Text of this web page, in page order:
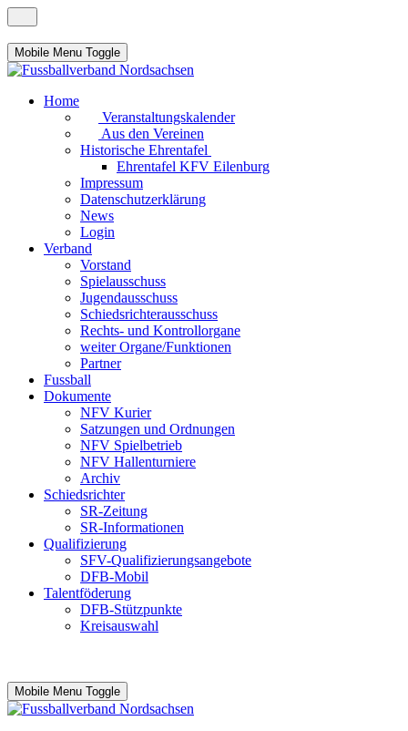
Mobile Menu Toggle
Home
Veranstaltungskalender
Aus den Vereinen
Historische Ehrentafel
Ehrentafel KFV Eilenburg
Impressum
Datenschutzerklärung
News
Login
Verband
Vorstand
Spielausschuss
Jugendausschuss
Schiedsrichterausschuss
Rechts- und Kontrollorgane
weiter Organe/Funktionen
Partner
Fussball
Dokumente
NFV Kurier
Satzungen und Ordnungen
NFV Spielbetrieb
NFV Hallenturniere
Archiv
Schiedsrichter
SR-Zeitung
SR-Informationen
Qualifizierung
SFV-Qualifizierungsangebote
DFB-Mobil
Talentföderung
DFB-Stützpunkte
Kreisauswahl
Mobile Menu Toggle